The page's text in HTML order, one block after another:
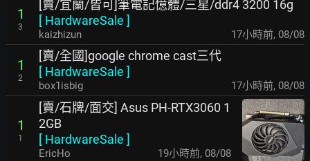
1
3
[賣/宜蘭/皆可]筆電記憶體/三星/ddr4 3200 16g
[ HardwareSale ]
kaizhizun 17小時前, 08/08
1
2
[賣/全國]google chrome cast三代
[ HardwareSale ]
box1isbig 17小時前, 08/08
1
1
[賣/石牌/面交] Asus PH-RTX3060 1
2GB
[ HardwareSale ]
EricHo 19小時前, 08/08